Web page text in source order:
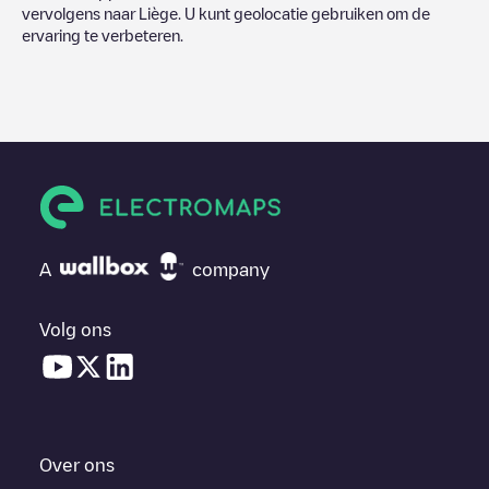
vervolgens naar Liège . U kunt geolocatie gebruiken om de
ervaring te verbeteren.
A company
Volg ons
Over ons